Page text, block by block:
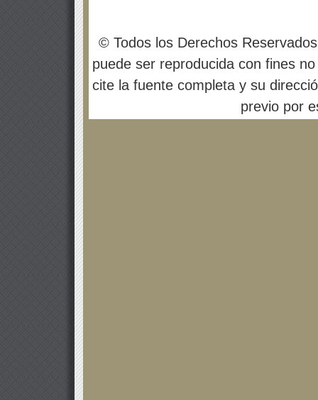
© Todos los Derechos
puede ser reproducida con fines
cite la fuente completa y su
previo por